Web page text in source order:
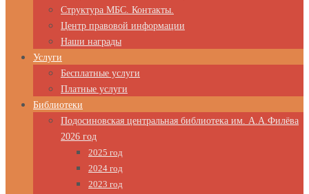
Структура МБС. Контакты.
Центр правовой информации
Наши награды
Услуги
Бесплатные услуги
Платные услуги
Библиотеки
Подосиновская центральная библиотека им. А.А.Филёва
2026 год
2025 год
2024 год
2023 год